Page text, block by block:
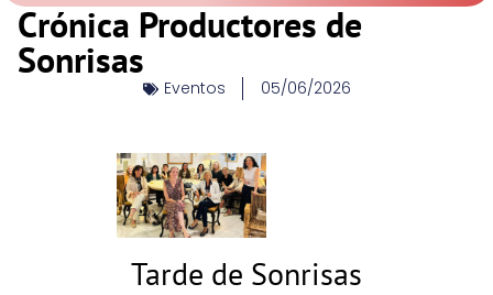
Crónica Productores de
Sonrisas
Eventos 05/06/2026
Tarde de Sonrisas